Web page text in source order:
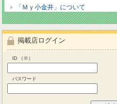
「Ｍｙ小金井」について
掲載店ログイン
ID （※）
パスワード